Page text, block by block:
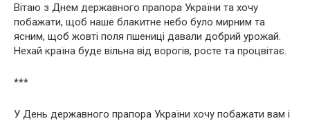
Вітаю з Днем державного прапора України та хочу
побажати, щоб наше блакитне небо було мирним та
ясним, щоб жовті поля пшениці давали добрий урожай.
Нехай країна буде вільна від ворогів, росте та процвітає.
***
У День державного прапора України хочу побажати вам і